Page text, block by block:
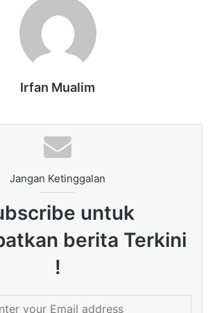
Irfan Mualim
Jangan Ketinggalan
untuk
berita Terkini
!